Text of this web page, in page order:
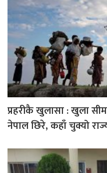
प्रहरीकै खुलासा : खुला
नेपाल छिरे, कहाँ चुक्यो